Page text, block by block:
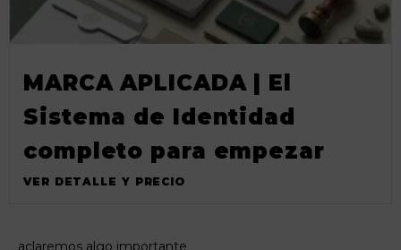
MARCA APLICADA | El
Sistema de Identidad
completo para empezar
VER DETALLE Y PRECIO
aclaremos algo importante